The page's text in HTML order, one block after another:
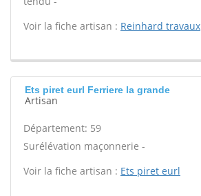
Voir la fiche artisan : Reinhard travaux
Ets piret eurl Ferriere la grande
Artisan
Département: 59
Surélévation maçonnerie -
Voir la fiche artisan : Ets piret eurl